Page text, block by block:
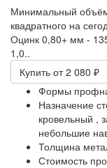
Минимальный
квадратного на
Оцинк 0,80+ мм -
1,0..
Купить от 2 080 ₽
Формы
Назначение
кровельный ,
небольшие
Толщина
Стоимость